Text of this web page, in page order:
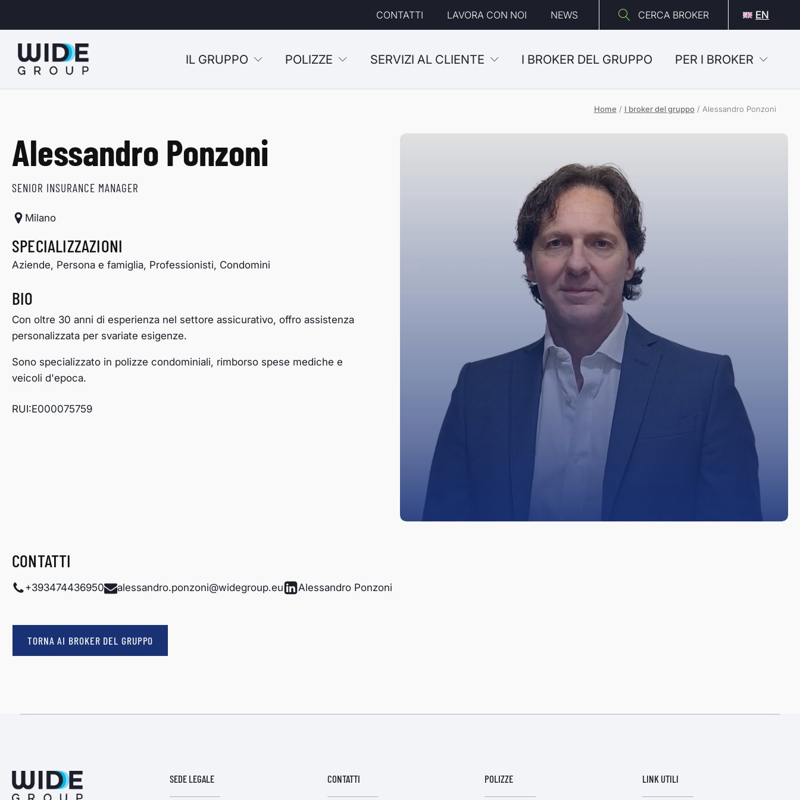
CONTATTI LAVORA CON NOI NEWS CERCA BROKER EN
IL GRUPPO POLIZZE SERVIZI AL CLIENTE I BROKER DEL GRUPPO PER I BROKER
Home / I broker del gruppo/ Alessandro Ponzoni
Alessandro Ponzoni
SENIOR INSURANCE MANAGER
Milano
SPECIALIZZAZIONI
Aziende, Persona e famiglia, Professionisti, Condomini
BIO
Con oltre 30 anni di esperienza nel settore assicurativo, offro assistenza
personalizzata per svariate esigenze.
Sono specializzato in polizze condominiali, rimborso spese mediche e
veicoli d'epoca.
RUI:E000075759
CONTATTI
+393474436950 alessandro.ponzoni@widegroup.eu Alessandro Ponzoni
TORNA AI BROKER DEL GRUPPO
SEDE LEGALE CONTATTI POLIZZE LINK UTILI